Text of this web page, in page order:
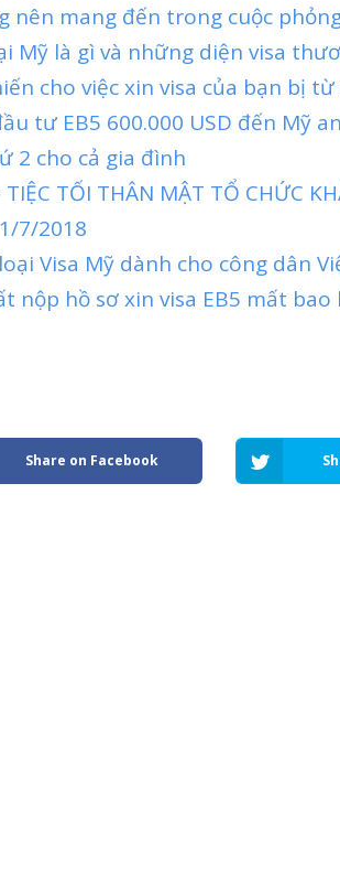
nên mang đến trong cuộc
Mỹ là gì và những diện visa
cho việc xin visa của bạn bị từ
tư EB5 600.000 USD đến Mỹ
2 cho cả gia đình
TIỆC TỐI THÂN MẬT TỔ CHỨC
7/2018
Visa Mỹ dành cho công dân
nộp hồ sơ xin visa EB5 mất bao
Share on Facebook